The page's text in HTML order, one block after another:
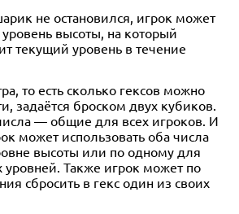
не остановился, игрок может
уровень высоты, на который
текущий уровень в течение
то есть сколько гексов можно
задаётся броском двух кубиков.
— общие для всех игроков. И
может использовать оба числа
высоты или по одному для
уровней. Также игрок может по
сбросить в гекс один из своих